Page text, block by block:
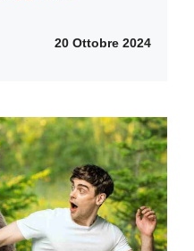
20 Ottobre 2024